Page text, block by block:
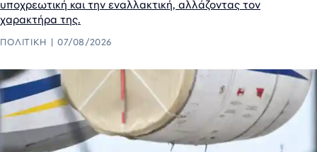
υποχρεωτική και την εναλλακτική, αλλάζοντας τον
χαρακτήρα της.
ΠΟΛΙΤΙΚΉ 07/08/2026